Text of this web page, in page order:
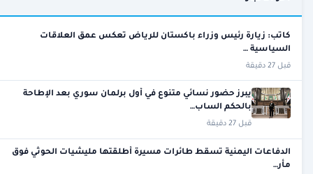
كاتب: زيارة رئيس وزراء باكستان للرياض تعكس عمق العلاقات
السياسية …
قبل 27 دقيقة
يبرز حضور نسائي متنوع في أول برلمان سوري بعد الإطاحة
بالحكم الساب…
قبل 27 دقيقة
الدفاعات اليمنية تسقط طائرات مسيرة أطلقتها مليشيات الحوثي فوق
مأر…